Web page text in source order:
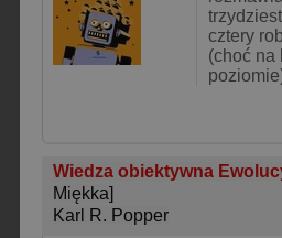
cztery
(choć na
Wiedza obiektywna
Miękka]
Karl R. Popper